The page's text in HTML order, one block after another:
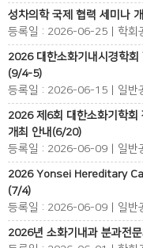
성차의학 국제 협력 세미나
등록일 : 2026-06-25 | 학회
2026 대한소화기내시경학
(9/4-5)
등록일 : 2026-06-15 | 일반
2026 제6회 대한소화기학회
개최 안내(6/20)
등록일 : 2026-06-09 | 일반
2026 Yonsei Hereditary
(7/4)
등록일 : 2026-06-09 | 일반
2026년 소화기내과 분과전